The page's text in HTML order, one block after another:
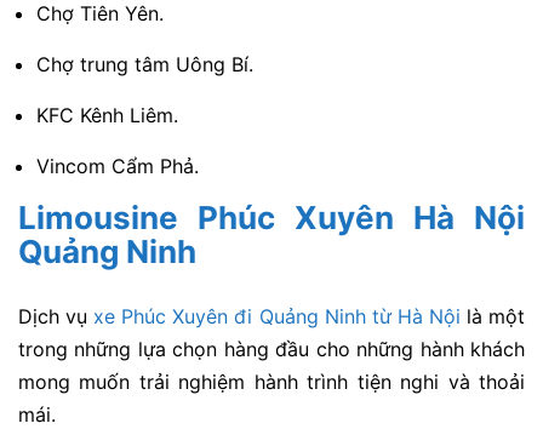
Chợ Tiên Yên.
Chợ trung tâm Uông Bí.
KFC Kênh Liêm.
Vincom Cẩm Phả.
Limousine Phúc Xuyên Hà Nội
Quảng Ninh
Dịch vụ xe Phúc Xuyên đi Quảng Ninh từ Hà Nội là một
trong những lựa chọn hàng đầu cho những hành khách
mong muốn trải nghiệm hành trình tiện nghi và thoải
mái.